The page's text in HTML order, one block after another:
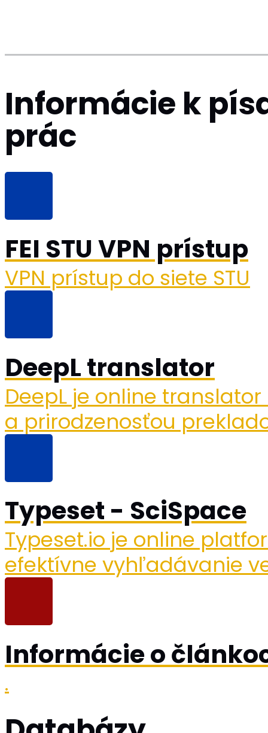
Informácie k
prác
FEI STU VPN prístup
VPN prístup do siete STU
DeepL translator
DeepL je online
a prirodzenosťou
Typeset - SciSpace
Typeset.io je online
efektívne vyhľadávanie
Informácie o
.